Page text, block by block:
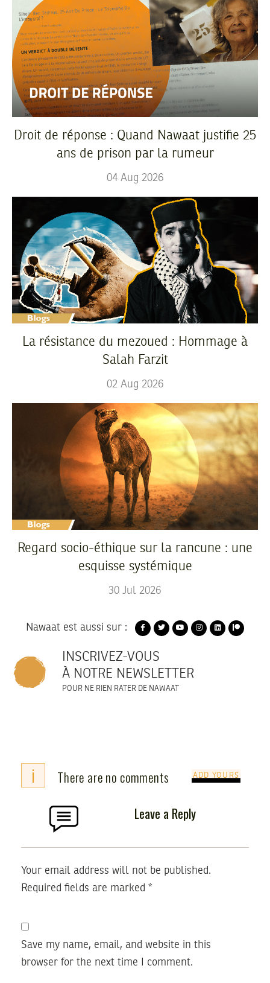
Droit de réponse : Quand Nawaat justifie 25
ans de prison par la rumeur
04 Aug 2026
La résistance du mezoued : Hommage à
Salah Farzit
02 Aug 2026
Regard socio-éthique sur la rancune : une
esquisse systémique
30 Jul 2026
Nawaat est aussi sur :
INSCRIVEZ-VOUS
À NOTRE NEWSLETTER
POUR NE RIEN RATER DE NAWAAT
i There are no comments ADD YOURS
Leave a Reply
Your email address will not be published.
Required fields are marked *
Save my name, email, and website in this
browser for the next time I comment.